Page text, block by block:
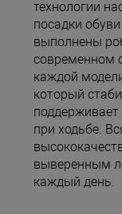
технологии
посадки
выполнены
современном
каждой
который
поддерживает
при ходьбе.
выверенным
каждый день.